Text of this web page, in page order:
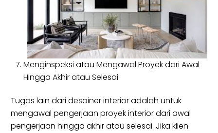
Menginspeksi atau Mengawal Proyek dari Awal
Hingga Akhir atau Selesai
Tugas lain dari desainer interior adalah untuk
mengawal pengerjaan proyek interior dari awal
pengerjaan hingga akhir atau selesai. Jika klien